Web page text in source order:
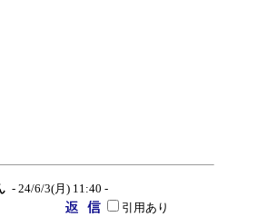
- 24/6/3(月) 11:40 -
引用あり